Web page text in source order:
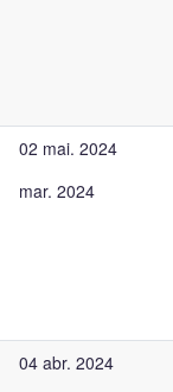
02 mai. 2024
mar. 2024
04 abr. 2024